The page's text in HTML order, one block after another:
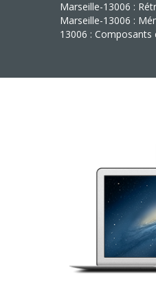
Marseille-13006 :
Marseille-13006 :
13006 : Composants